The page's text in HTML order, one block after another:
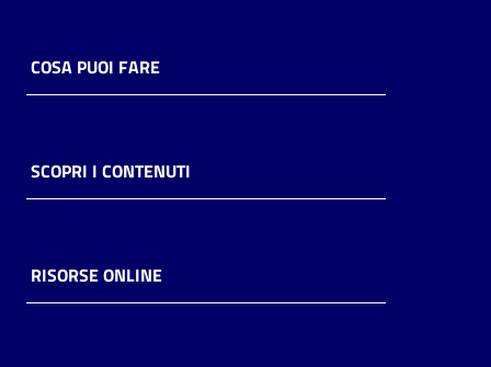
COSA PUOI FARE
SCOPRI I CONTENUTI
RISORSE ONLINE